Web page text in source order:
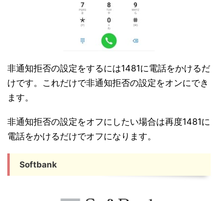
非通知拒否の設定をするには1481に電話をかけるだ
けです。これだけで非通知拒否の設定をオンにでき
ます。
非通知拒否の設定をオフにしたい場合は再度1481に
電話をかけるだけでオフになります。
Softbank